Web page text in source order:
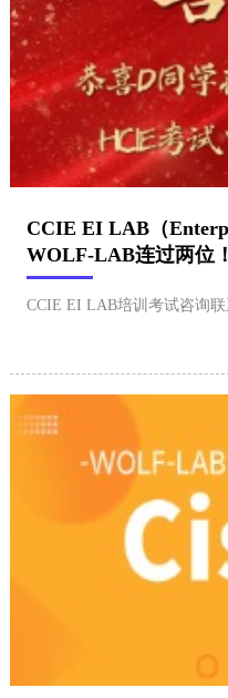
CCIE EI LAB（
WOLF-LAB连过两位！
CCIE EI LAB培训考试咨询联